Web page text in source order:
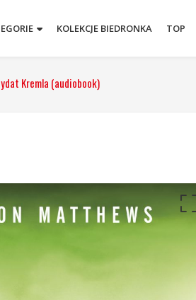
KOLEKCJE BIEDRONKA TOP
Kremla (audiobook)